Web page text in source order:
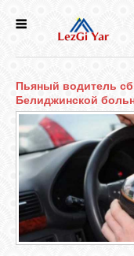
СЕЛА
КУЛЬТУРА
ГОЛОС
Пьяный водитель
Белиджинской